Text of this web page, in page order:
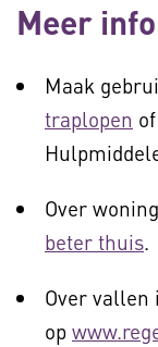
Meer
Maak
traplopen
Over
beter thuis.
Over vallen
op